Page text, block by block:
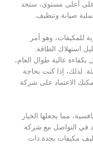
أعلى مستوى، ستجد
صيانة وتنظيف.
للمكيفات، وهو أمر
استهلاك الطاقة.
عالية طوال العام،
لذلك، إذا كنت بحاجة
الاعتماد على شركة
مما يجعلها الخيار
في التواصل مع شركة
مكيفات بجدة ذات